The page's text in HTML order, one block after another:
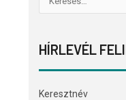
HÍRLEVÉL
Keresztnév